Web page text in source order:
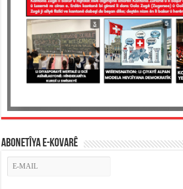
ABONETÎYA E-KOVARÊ